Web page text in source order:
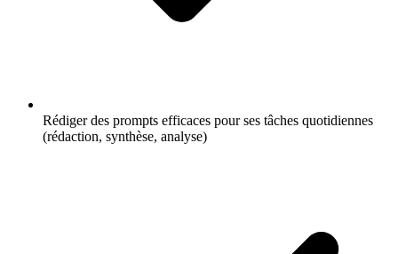
Rédiger des prompts efficaces pour ses tâches quotidiennes
(rédaction, synthèse, analyse)